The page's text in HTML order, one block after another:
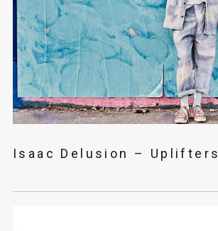
Isaac Delusion – Uplifters